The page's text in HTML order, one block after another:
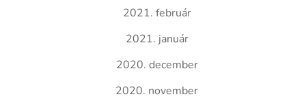
2021. február
2021. január
2020. december
2020. november